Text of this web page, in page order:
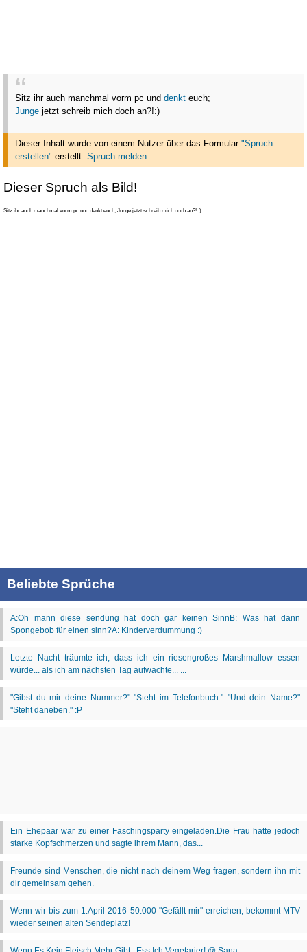
Sitz ihr auch manchmal vorm pc und denkt euch;
Junge jetzt schreib mich doch an?!:)
Dieser Inhalt wurde von einem Nutzer über das Formular "Spruch
erstellen" erstellt. Spruch melden
Dieser Spruch als Bild!
Sitz ihr auch manchmal vorm pc und denkt euch; Junge jetzt schreib mich doch an?! :)
Beliebte Sprüche